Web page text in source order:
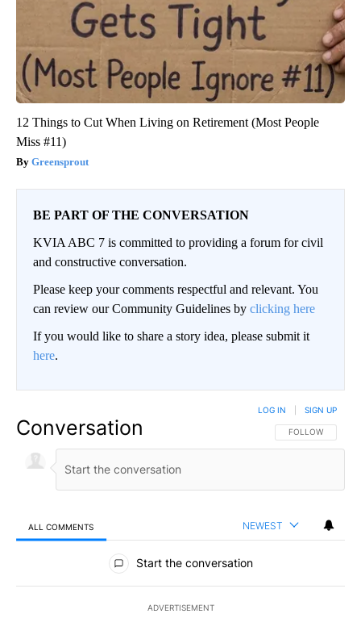
12 Things to Cut When Living on Retirement (Most People
Miss #11)
Greensprout
BE PART OF THE CONVERSATION
KVIA ABC 7 is committed to providing a forum for civil
and constructive conversation.
Please keep your comments respectful and relevant. You
can review our Community Guidelines by clicking here
If you would like to share a story idea, please submit it
here.
Conversation FOLLOW THIS
FOLLOW
LOG IN SIGN UP
ALL COMMENTS NEWEST
All Comments
Start the conversation
ADVERTISEMENT